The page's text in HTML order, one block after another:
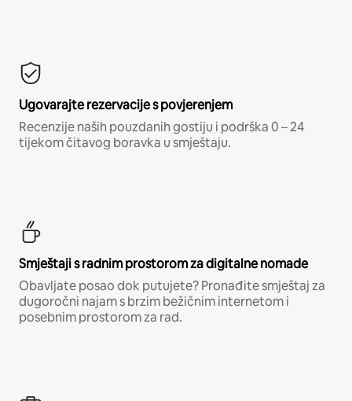
Ugovarajte rezervacije s povjerenjem
Recenzije naših pouzdanih gostiju i podrška 0 – 24
tijekom čitavog boravka u smještaju.
Smještaji s radnim prostorom za digitalne nomade
Obavljate posao dok putujete? Pronađite smještaj za
dugoročni najam s brzim bežičnim internetom i
posebnim prostorom za rad.